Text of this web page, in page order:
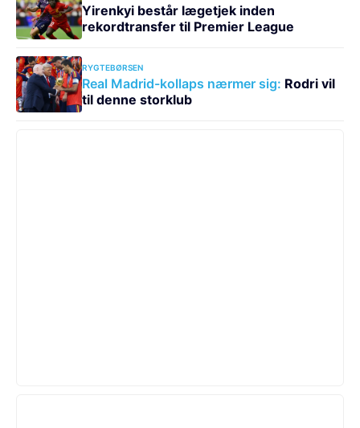
Yirenkyi består lægetjek inden
rekordtransfer til Premier League
RYGTEBØRSEN
Real Madrid-kollaps nærmer sig: Rodri vil
til denne storklub